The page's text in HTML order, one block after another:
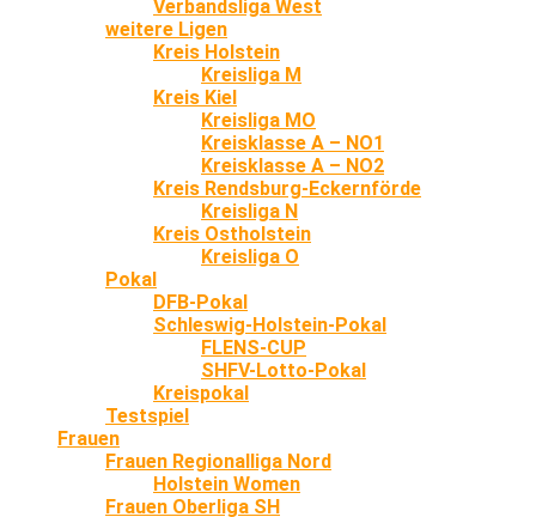
Verbandsliga West
weitere Ligen
Kreis Holstein
Kreisliga M
Kreis Kiel
Kreisliga MO
Kreisklasse A – NO1
Kreisklasse A – NO2
Kreis Rendsburg-Eckernförde
Kreisliga N
Kreis Ostholstein
Kreisliga O
Pokal
DFB-Pokal
Schleswig-Holstein-Pokal
FLENS-CUP
SHFV-Lotto-Pokal
Kreispokal
Testspiel
Frauen
Frauen Regionalliga Nord
Holstein Women
Frauen Oberliga SH